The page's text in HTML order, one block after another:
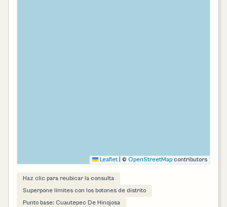
Leaflet © OpenStreetMap contributors
Haz clic para reubicar la consulta
Superpone límites con los botones de distrito
Punto base: Cuautepec De Hinojosa